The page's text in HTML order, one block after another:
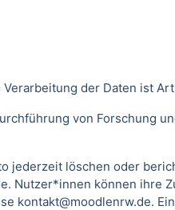
der Daten ist Art.
von Forschung
jederzeit löschen oder
Nutzer*innen können ihre
kontakt@moodlenrw.de.